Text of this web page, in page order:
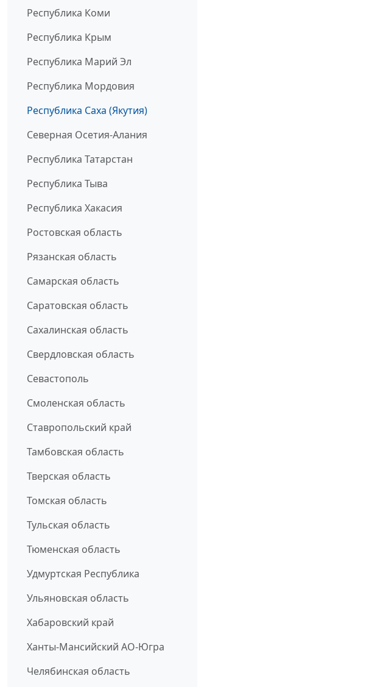
Республика Коми
Республика Крым
Республика Марий Эл
Республика Мордовия
Республика Саха (Якутия)
Северная Осетия-Алания
Республика Татарстан
Республика Тыва
Республика Хакасия
Ростовская область
Рязанская область
Самарская область
Саратовская область
Сахалинская область
Свердловская область
Севастополь
Смоленская область
Ставропольский край
Тамбовская область
Тверская область
Томская область
Тульская область
Тюменская область
Удмуртская Республика
Ульяновская область
Хабаровский край
Ханты-Мансийский АО-Югра
Челябинская область